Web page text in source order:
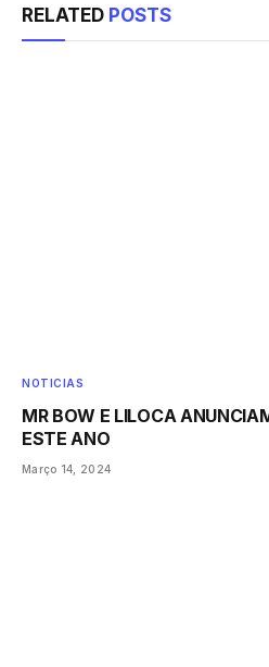
RELATED POSTS
NOTICIAS
MR BOW E LILOCA
ESTE ANO
Março 14, 2024